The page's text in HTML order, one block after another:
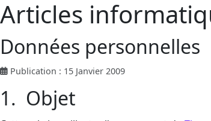
Articles
Données personnelles
Publication : 15 Janvier 2009
1. Objet